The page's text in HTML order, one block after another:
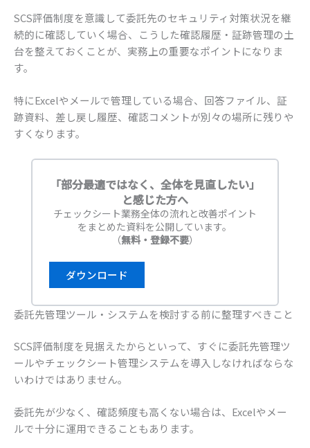
SCS評価制度を意識して委託先のセキュリティ対策状況を継
続的に確認していく場合、こうした確認履歴・証跡管理の土
台を整えておくことが、実務上の重要なポイントになりま
す。
特にExcelやメールで管理している場合、回答ファイル、証
跡資料、差し戻し履歴、確認コメントが別々の場所に残りや
すくなります。
「部分最適ではなく、全体を見直したい」
と感じた方へ
チェックシート業務全体の流れと改善ポイント
をまとめた資料を公開しています。
（無料・登録不要）
ダウンロード
委託先管理ツール・システムを検討する前に整理すべきこと
SCS評価制度を見据えたからといって、すぐに委託先管理ツ
ールやチェックシート管理システムを導入しなければならな
いわけではありません。
委託先が少なく、確認頻度も高くない場合は、Excelやメー
ルで十分に運用できることもあります。